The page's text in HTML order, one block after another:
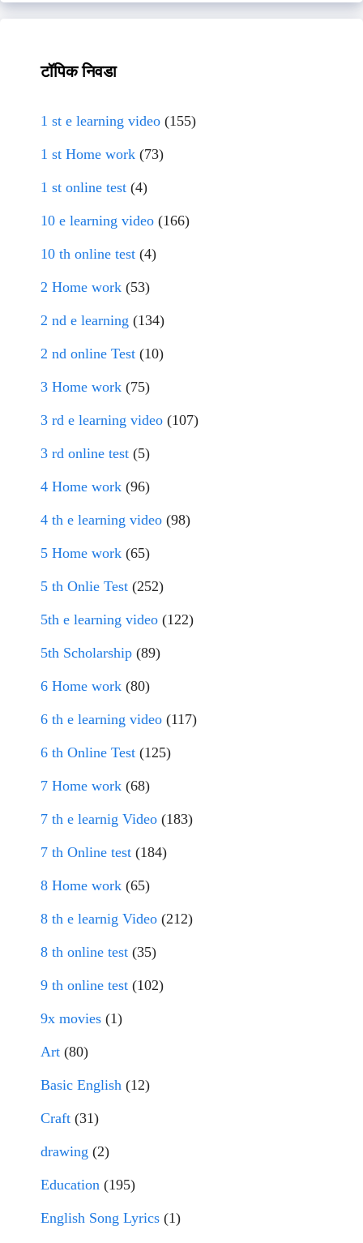
टॉपिक निवडा
1 st e learning video (155)
1 st Home work (73)
1 st online test (4)
10 e learning video (166)
10 th online test (4)
2 Home work (53)
2 nd e learning (134)
2 nd online Test (10)
3 Home work (75)
3 rd e learning video (107)
3 rd online test (5)
4 Home work (96)
4 th e learning video (98)
5 Home work (65)
5 th Onlie Test (252)
5th e learning video (122)
5th Scholarship (89)
6 Home work (80)
6 th e learning video (117)
6 th Online Test (125)
7 Home work (68)
7 th e learnig Video (183)
7 th Online test (184)
8 Home work (65)
8 th e learnig Video (212)
8 th online test (35)
9 th online test (102)
9x movies (1)
Art (80)
Basic English (12)
Craft (31)
drawing (2)
Education (195)
English Song Lyrics (1)